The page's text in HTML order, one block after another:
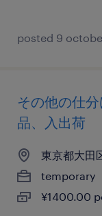
posted 9
その他の仕
品、入出荷
東京都大田
temporary
¥1400.00